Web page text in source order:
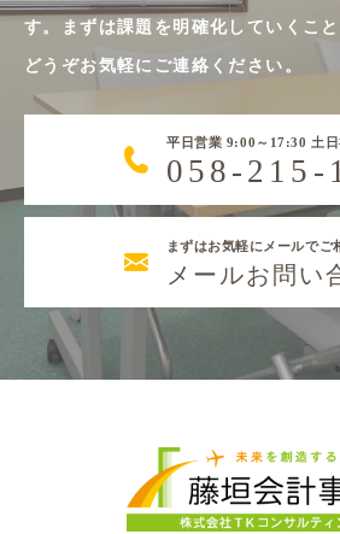
す。まずは課題を明確化していくこ
どうぞお気軽にご連絡ください。
平日営業 9:00～17:30 土日
058-215-
まずはお気軽にメールでご
メールお問い